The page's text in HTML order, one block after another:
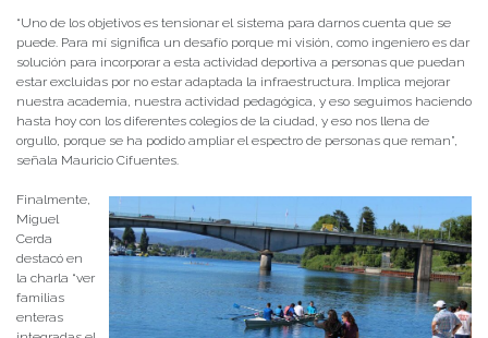
“Uno de los objetivos es tensionar el sistema para darnos cuenta que se
puede. Para mí significa un desafío porque mi visión, como ingeniero es dar
solución para incorporar a esta actividad deportiva a personas que puedan
estar excluidas por no estar adaptada la infraestructura. Implica mejorar
nuestra academia, nuestra actividad pedagógica, y eso seguimos haciendo
hasta hoy con los diferentes colegios de la ciudad, y eso nos llena de
orgullo, porque se ha podido ampliar el espectro de personas que reman”,
señala Mauricio Cifuentes.
Finalmente,
Miguel
Cerda
destacó en
la charla “ver
familias
enteras